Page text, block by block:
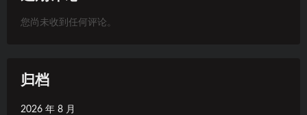
您尚未收到任何评论。
归档
2026 年 8 月